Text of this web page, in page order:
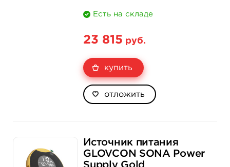
Есть на складе
23 815 руб.
купить
отложить
Источник питания
GLOVCON SONA Power
Supply Gold